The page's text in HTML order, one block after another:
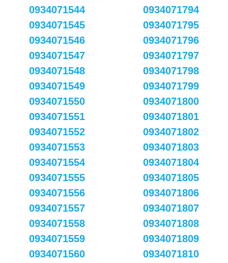
0934071544
0934071545
0934071546
0934071547
0934071548
0934071549
0934071550
0934071551
0934071552
0934071553
0934071554
0934071555
0934071556
0934071557
0934071558
0934071559
0934071560
0934071794
0934071795
0934071796
0934071797
0934071798
0934071799
0934071800
0934071801
0934071802
0934071803
0934071804
0934071805
0934071806
0934071807
0934071808
0934071809
0934071810